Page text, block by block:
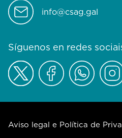
info@csag.gal
Síguenos en redes
Aviso legal e Política de